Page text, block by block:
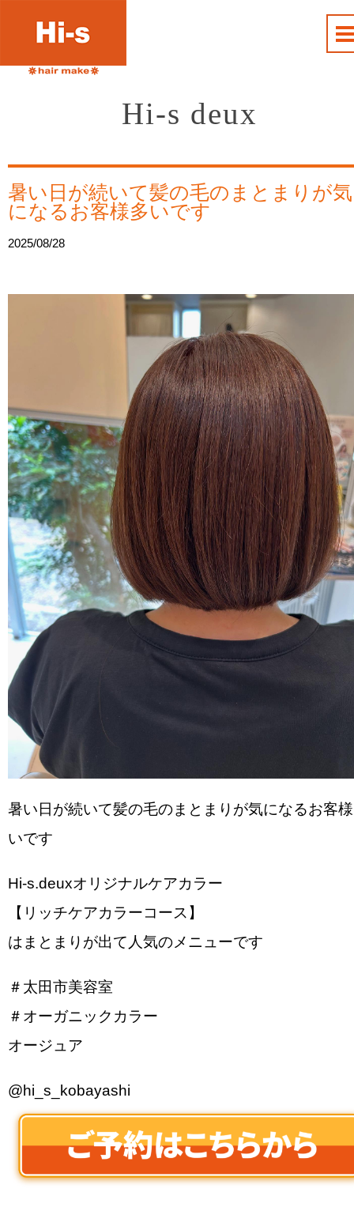
Hi-s deux
暑い日が続いて髪の毛のまとまりが気
になるお客様多いです
2025/08/28
暑い日が続いて髪の毛のまとまりが気になるお客
いです
Hi-s.deuxオリジナルケアカラー
【リッチケアカラーコース】
はまとまりが出て人気のメニューです︎
＃太田市美容室
＃オーガニックカラー
オージュア
@hi_s_kobayashi